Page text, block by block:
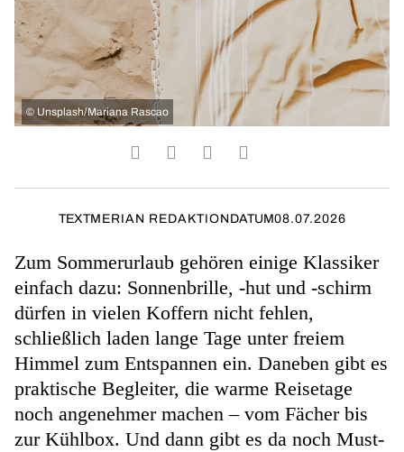
© Unsplash/Mariana Rascao
TEXTMERIAN REDAKTION DATUM08.07.2026
Zum Sommerurlaub gehören einige Klassiker
einfach dazu: Sonnenbrille, -hut und -schirm
dürfen in vielen Koffern nicht fehlen,
schließlich laden lange Tage unter freiem
Himmel zum Entspannen ein. Daneben gibt es
praktische Begleiter, die warme Reisetage
noch angenehmer machen – vom Fächer bis
zur Kühlbox. Und dann gibt es da noch Must-